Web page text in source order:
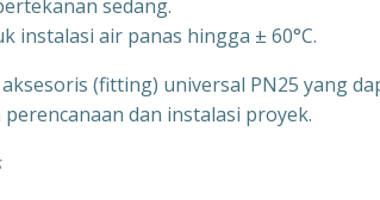
sedang.
instalasi air panas hingga ± 60°C.
(fitting) universal PN25 yang
dan instalasi proyek.